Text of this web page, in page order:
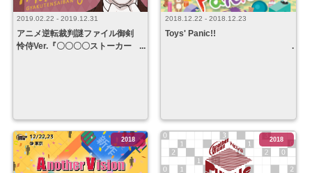
2019.02.22 - 2019.12.31
アニメ逆転裁判謎ファイル御剣
怜侍Ver.『〇〇〇〇ストーカー
2018.12.22 - 2018.12.23
Toys' Panic!!
2018 2018